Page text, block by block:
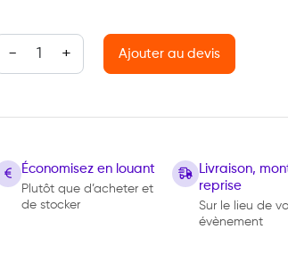
quantité de Table PHD ronde diam. 178 cm
Ajouter au devis
Économisez en louant
Plutôt que d’acheter et
de stocker
Livraison,
reprise
Sur le lieu de
évènement